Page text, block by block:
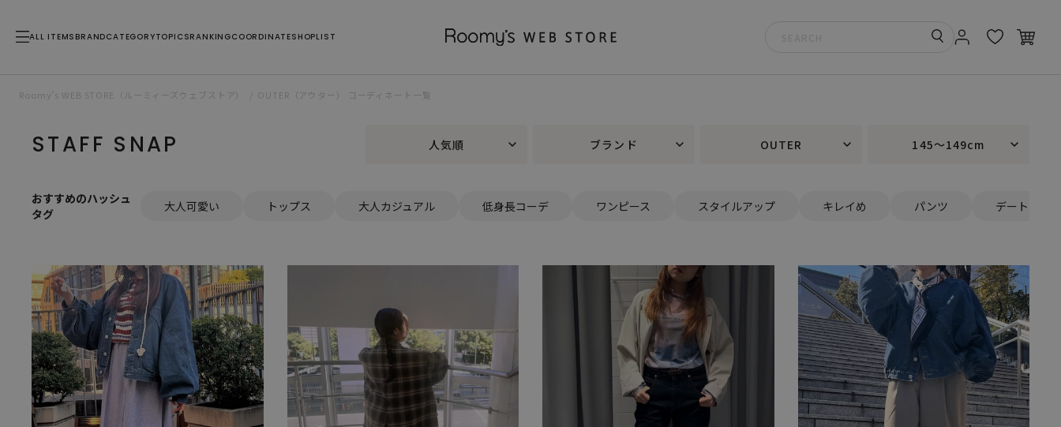
ALL ITEMS BRANDCATEGORYTOPICSRANKINGCOORDINATESHOPLIST
Roomy’s WEB STORE（ルーミィーズウェブストア） OUTER（アウター） コーディネート一覧
STAFF SNAP 人気順 ブランド OUTER 145～149cm
おすすめのハッシュ
タグ
大人可愛い トップス 大人カジュアル 低身長コーデ ワンピース スタイルアップ キレイめ パンツ デート